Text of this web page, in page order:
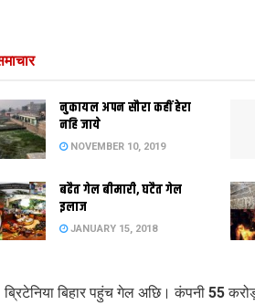
नुकायल अपन सौरा कहीं हेरा
नहि जाये
NOVEMBER 10, 2019
बढैत गेल बीमारी, घटैत गेल
इलाज
JANUARY 15, 2018
बिहार पहुंच गेल अछि। कंपनी 55